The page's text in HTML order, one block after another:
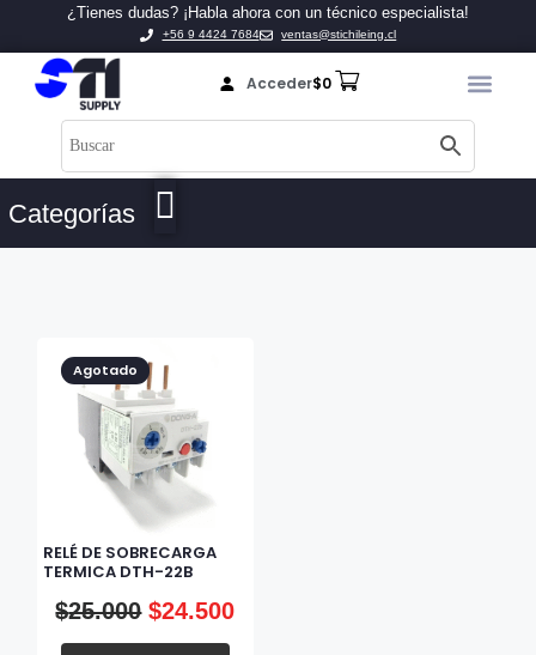
¿Tienes dudas? ¡Habla ahora con un técnico especialista!
+56 9 4424 7684 ventas@stichileing.cl
Acceder$0
Categorías
RELÉ DE SOBRECARGA
TERMICA DTH-22B
Agotado
$25.000 $24.500